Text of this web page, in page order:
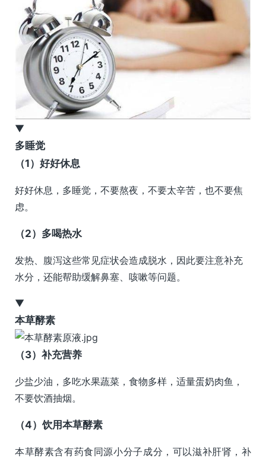
▼
多睡觉
（1）好好休息
好好休息，多睡觉，不要熬夜，不要太辛苦，也不要焦
虑。
（2）多喝热水
发热、腹泻这些常见症状会造成脱水，因此要注意补充
水分，还能帮助缓解鼻塞、咳嗽等问题。
▼
本草酵素
（3）补充营养
少盐少油，多吃水果蔬菜，食物多样，适量蛋奶肉鱼，
不要饮酒抽烟。
（4）饮用本草酵素
本草酵素含有药食同源小分子成分，可以滋补肝肾，补